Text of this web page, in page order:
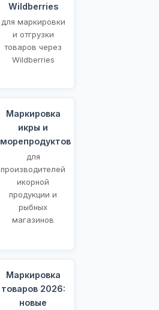
Wildberries
для маркировки
и отгрузки
товаров через
Wildberries
Маркировка
икры и
морепродуктов
для
производителей
икорной
продукции и
рыбных
магазинов
Маркировка
товаров 2026:
новые